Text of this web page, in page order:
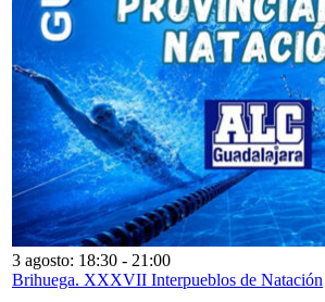
3 agosto: 18:30 - 21:00
Brihuega. XXXVII Interpueblos de Natación